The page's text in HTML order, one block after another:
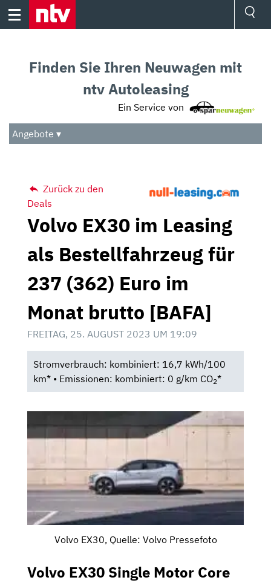
Skip
Audio
Das Beste
Finden Sie Ihren Neuwagen mit
ntv Autoleasing
Ein Service von
Angebote ▾
Zurück zu den
Deals
Volvo EX30 im Leasing
als Bestellfahrzeug für
237 (362) Euro im
Monat brutto [BAFA]
FREITAG, 25. AUGUST 2023 UM 19:09
Stromverbrauch: kombiniert: 16,7 kWh/100
km* • Emissionen: kombiniert: 0 g/km CO2*
Volvo EX30, Quelle: Volvo Pressefoto
Volvo EX30 Single Motor Core